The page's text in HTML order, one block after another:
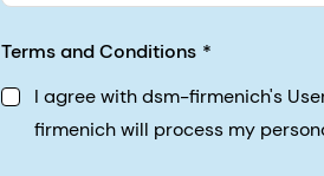
Terms and Conditions
I agree with dsm-firmenich's
firmenich will process my